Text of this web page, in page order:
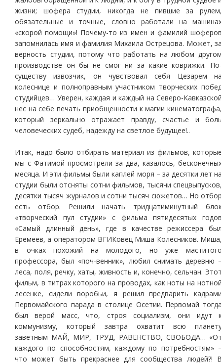
жизни; шофера студии, никогда не пившие за
обязательные и точные, словно работали на
«скорой помощи»! Почему-то из имен и фамилий
запомнилась имя и фамилия Михаила Острецова. Может,
верность студии, потому что работать на любом
производстве он бы не смог ни за какие коврижки.
существу извозчик, он чувствовал себя Цезарем
колеснице и полноправным участником творческих
студийцев… Уверен, каждая и каждый на Северо-
нес на себе печать приобщенности к магии
который зеркально отражает правду, счастье и
человеческих судеб, надежду на светлое будущее!..
Итак, надо было отбирать материал из фильмов,
мы с Фатимой просмотрели за два, казалось,
месяца. И эти фильмы были каплей моря – за десятки лет
студии были отсняты сотни фильмов, тысячи
десятки тысяч журналов и сотни тысяч сюжетов… Но
есть отбор. Решили начать тридцатиминутный
«творческий пул студии» с фильма пятидесятых
«Самый длинный день», где в качестве режиссера
Еремеев, а оператором ВГИКовец Миша Колесников.
в очках похожий на молодого, но уже
профессора, был «поч-венник», любил снимать деревню
леса, поля, речку, хаты, живность и, конечно, сельчан.
фильм, в титрах которого на проводах, как ноты на
лесенке, сидели воробьи, я решил предварить
Первомайского парада в столице Осетии. Первомай
был верой масс, что, строя социализм, они идут
коммунизму, который завтра охватит всю
заветным МАЙ, МИР, ТРУД, РАВЕНСТВО, СВОБОДА…
каждого по способностям, каждому по потребностям»
что может быть прекраснее для сообщества людей?!